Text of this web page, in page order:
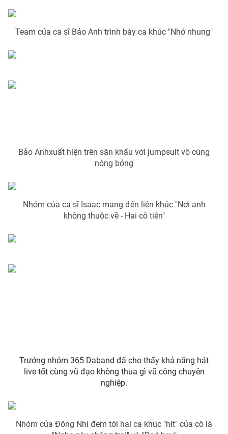
Team của ca sĩ Bảo Anh trình bày ca khúc "Nhớ nhung"
Bảo Anhxuất hiện trên sân khấu với jumpsuit vô cùng
nóng bỏng
Nhóm của ca sĩ Isaac mang đến liên khúc "Nơi anh
không thuộc về - Hai cô tiên"
Trưởng nhóm 365 Daband đã cho thấy khả năng hát
live tốt cùng vũ đạo không thua gì vũ công chuyên
nghiệp.
Nhóm của Đông Nhi đem tới hai ca khúc "hit" của cô là